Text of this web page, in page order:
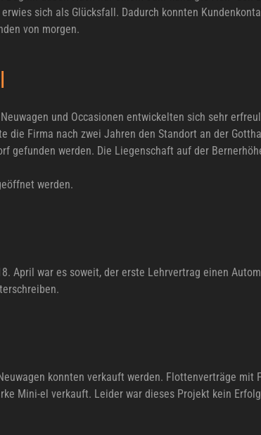
sich als Glücksfall. Dadurch konnten
von morgen.
und Occasionen entwickelten sich sehr
Firma nach zwei Jahren den Standort an der
gefunden werden. Die Liegenschaft auf der
werden.
April war es soweit, der erste Lehrvertrag einen
konnten verkauft werden. Flottenverträge mit
Mini-el verkauft. Leider war dieses Projekt kein